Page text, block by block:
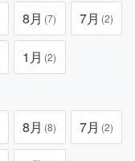
8月 (7) 7月 (2)
1月 (2)
8月 (8) 7月 (2)